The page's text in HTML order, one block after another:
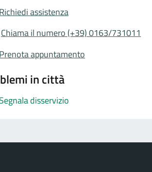
assistenza
Chiama il numero (+39) 0163/731011
appuntamento
in città
disservizio